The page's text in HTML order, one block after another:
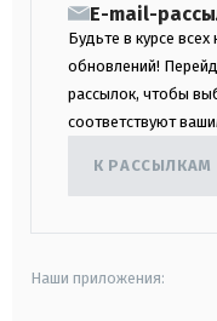
E-mail-
Будьте в курсе всех
обновлений!
рассылок, чтобы
соответствуют
К РАССЫЛКАМ
Наши приложения: